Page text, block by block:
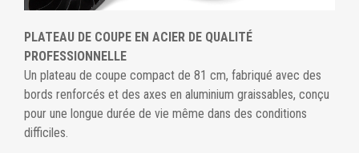
PLATEAU DE COUPE EN ACIER DE QUALITÉ
PROFESSIONNELLE
Un plateau de coupe compact de 81 cm, fabriqué avec des
bords renforcés et des axes en aluminium graissables, conçu
pour une longue durée de vie même dans des conditions
difficiles.